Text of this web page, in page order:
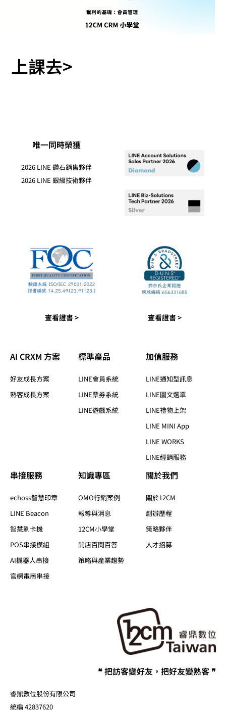
上課去>
唯一同時榮獲
2026 LINE 鑽石銷售夥伴
2026 LINE 銀級技術夥伴
查看證書 > 查看證書 >
AI CRXM 方案
好友成長方案
熟客成長方案
標準產品​
LINE會員系統
LINE票券系統
LINE遊戲系統
加值服務​
LINE通知型訊息
LINE圖文選單
LINE禮物上架
LINE MINI App
LINE WORKS
LINE經銷服務
串接服務
echoss智慧印章
LINE Beacon
智慧刷卡機
POS串接模組
AI機器人串接
官網電商串接
知識專區​
OMO行銷案例
報導與消息
12CM小學堂
開店百問百答
策略與產業趨勢
關於我們​
關於12CM
創辦歷程
策略夥伴
人才招募
❝ 把訪客變好友，把好友變熟客 ❞
睿鼎數位股份有限公司
統編 42837620